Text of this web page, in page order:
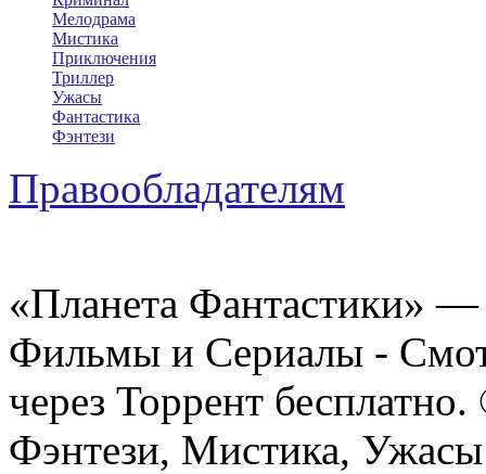
Мелодрама
Мистика
Приключения
Триллер
Ужасы
Фантастика
Фэнтези
Правообладателям
«Планета Фантастики»
Фильмы и Сериалы -
через Торрент
Фэнтези, Мистика,